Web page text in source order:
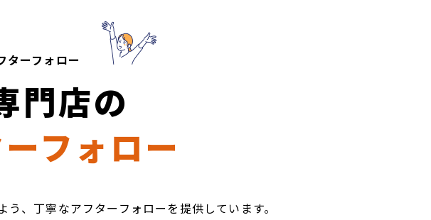
ターフォロー
門店の
フォロー
、丁寧なアフターフォローを提供しています。